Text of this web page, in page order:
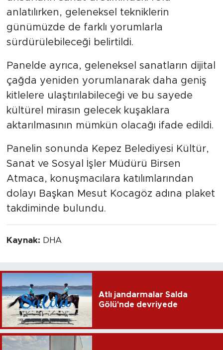
anlatılırken, geleneksel tekniklerin
günümüzde de farklı yorumlarla
sürdürülebileceği belirtildi.
Panelde ayrıca, geleneksel sanatların dijital
çağda yeniden yorumlanarak daha geniş
kitlelere ulaştırılabileceği ve bu sayede
kültürel mirasın gelecek kuşaklara
aktarılmasının mümkün olacağı ifade edildi.
Panelin sonunda Kepez Belediyesi Kültür,
Sanat ve Sosyal İşler Müdürü Birsen
Atmaca, konuşmacılara katılımlarından
dolayı Başkan Mesut Kocagöz adına plaket
takdiminde bulundu.
Kaynak: DHA
Atlı jandarmalar Salda
Gölü'nde devriyede